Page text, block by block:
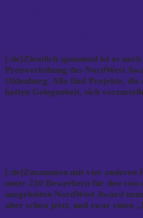
[:de]Ziemlich spannend ist es
Preisverleihung des NordWest
Oldenburg. Alle fünf Projekte, die
hatten Gelegenheit, sich
[:de]Zusammen mit vier anderen
unter 250 Bewerbern für den von
ausgelobten NordWest Award
aber schon jetzt, und zwar einen